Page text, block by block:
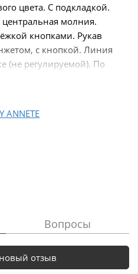
цвета. С подкладкой.
центральная молния.
кнопками. Рукав
с кнопкой. Линия
(не регулируемой). По
ANNETE
Вопросы
отзыв